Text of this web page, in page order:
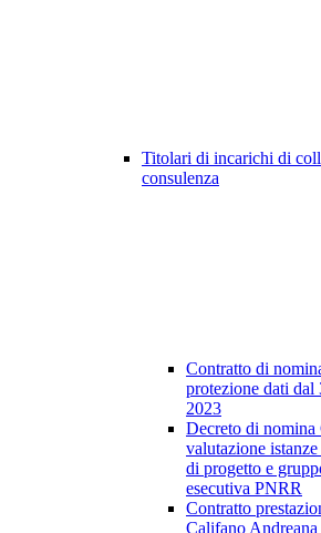
Titolari di incarichi di
consulenza
Contratto di
protezione dati
2023
Decreto di nomina
valutazione
di progetto e
esecutiva PNRR
Contratto
Califano Andreana